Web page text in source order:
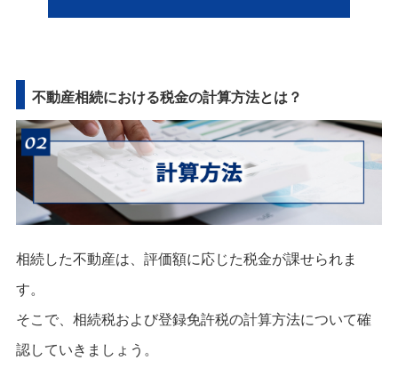
不動産相続における税金の計算方法とは？
相続した不動産は、評価額に応じた税金が課せられま
す。
そこで、相続税および登録免許税の計算方法について確
認していきましょう。